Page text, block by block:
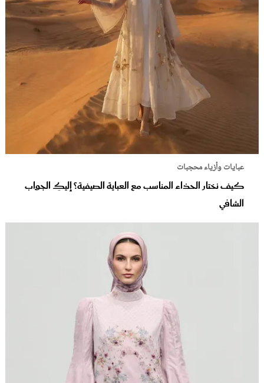
عبايات وأزياء محجبات
كيف نختار الحذاء المناسب مع العباية الصيفية؟ إليكِ الجواب
الشافي